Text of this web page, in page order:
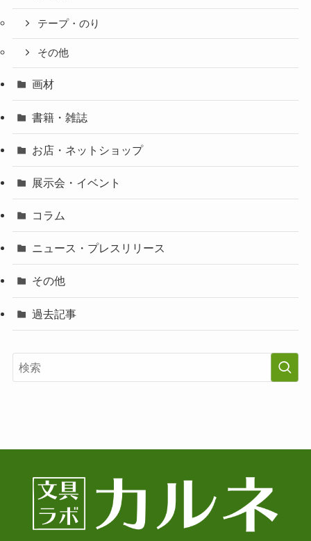
テープ・のり
その他
画材
書籍・雑誌
お店・ネットショップ
展示会・イベント
コラム
ニュース・プレスリリース
その他
過去記事